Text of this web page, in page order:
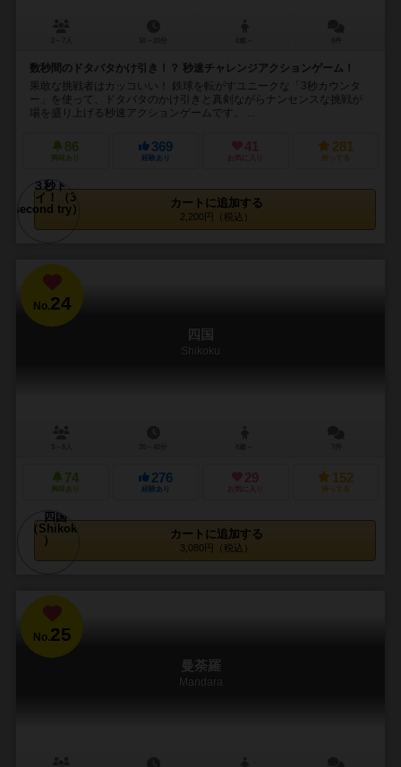
数秒間のドタバタかけ引き！？ 秒速チャレンジアクションゲーム！
果敢な挑戦者はカッコいい！ 鉄球を転がすユニークな「3秒カウンタ
ー」を使って、ドタバタのかけ引きと真剣ながらナンセンスな挑戦が
場を盛り上げる秒速アクションゲームです。 ...
86
興味あり
369
経験あり
41
お気に入り
281
持ってる
カートに追加する
2,200円（税込）
No.24
四国
Shikoku
74
興味あり
276
経験あり
29
お気に入り
152
持ってる
カートに追加する
3,080円（税込）
No.25
曼荼羅
Mandara